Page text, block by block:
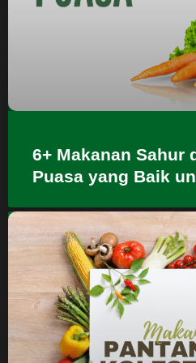
6+ Makanan Sahur
Puasa yang Baik